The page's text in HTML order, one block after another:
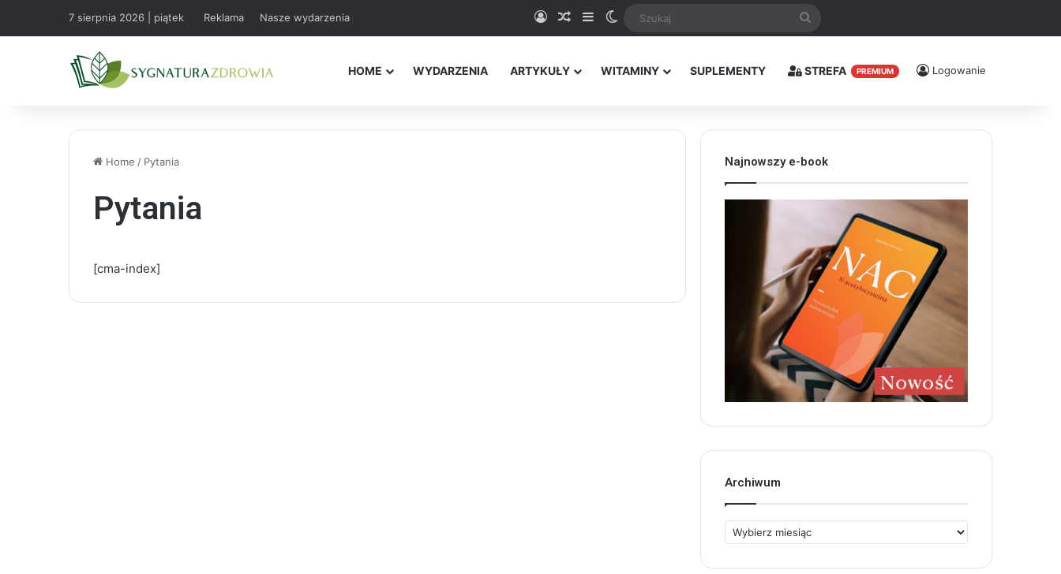
7 sierpnia 2026 | piątek Reklama Nasze wydarzenia Logowanie
Random Article
SidebarSwitch skin
HOME WYDARZENIA ARTYKUŁY WITAMINY SUPLEMENTY STREFA PREMIUM Logowanie
Home / Pytania
Pytania
[cma-index]
Najnowszy e-book
Archiwum
Archiwum